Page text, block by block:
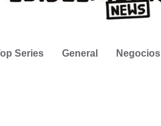
Series General Negocios